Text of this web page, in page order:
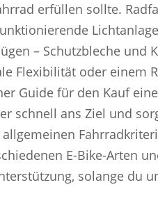
erfüllen sollte.
– Schutzbleche und
Flexibilität oder einem
Guide für den Kauf
schnell ans Ziel und
E-Bike-Arten
solange du